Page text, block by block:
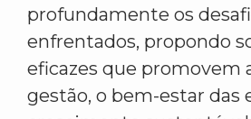
profundamente os
enfrentados, propondo
eficazes que promovem
gestão, o bem-estar das